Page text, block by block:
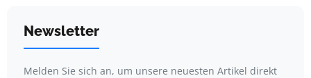
Newsletter
Melden Sie sich an, um unsere neuesten Artikel direkt